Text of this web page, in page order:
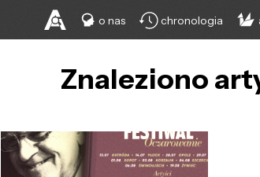
o nas chronologia
Znaleziono